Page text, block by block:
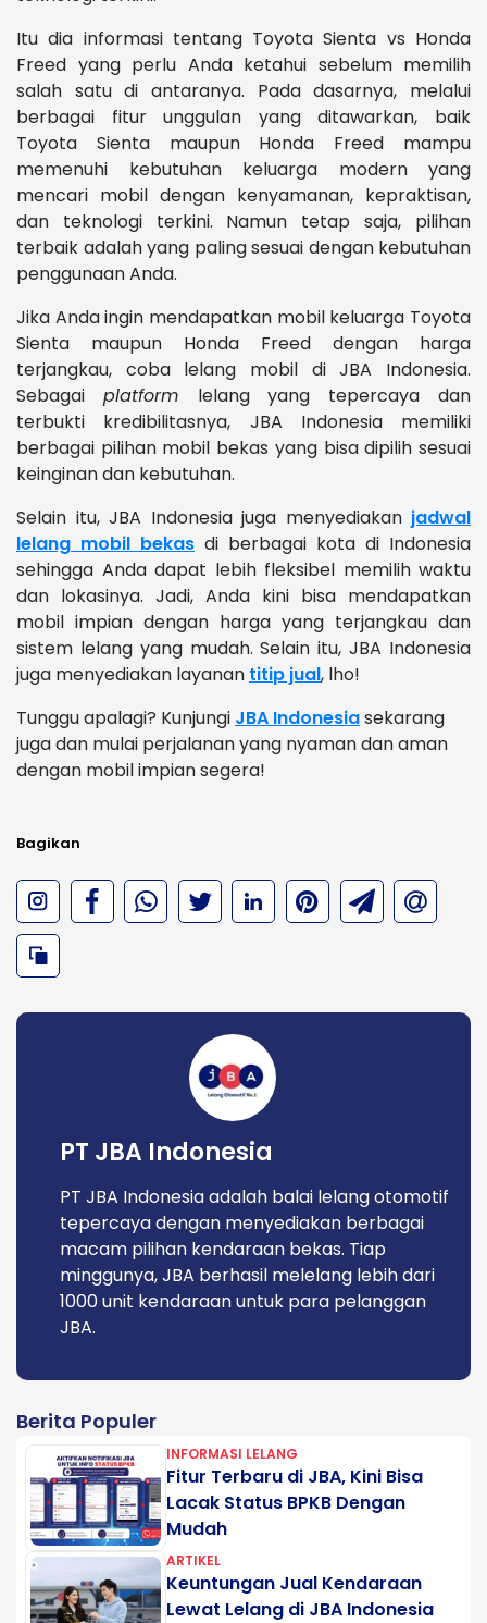
Itu dia informasi tentang Toyota Sienta vs Honda
Freed yang perlu Anda ketahui sebelum memilih
salah satu di antaranya. Pada dasarnya, melalui
berbagai fitur unggulan yang ditawarkan, baik
Toyota Sienta maupun Honda Freed mampu
memenuhi kebutuhan keluarga modern yang
mencari mobil dengan kenyamanan, kepraktisan,
dan teknologi terkini. Namun tetap saja, pilihan
terbaik adalah yang paling sesuai dengan kebutuhan
penggunaan Anda.
Jika Anda ingin mendapatkan mobil keluarga Toyota
Sienta maupun Honda Freed dengan harga
terjangkau, coba lelang mobil di JBA Indonesia.
Sebagai platform lelang yang tepercaya dan
terbukti kredibilitasnya, JBA Indonesia memiliki
berbagai pilihan mobil bekas yang bisa dipilih sesuai
keinginan dan kebutuhan.
Selain itu, JBA Indonesia juga menyediakan jadwal
lelang mobil bekas di berbagai kota di Indonesia
sehingga Anda dapat lebih fleksibel memilih waktu
dan lokasinya. Jadi, Anda kini bisa mendapatkan
mobil impian dengan harga yang terjangkau dan
sistem lelang yang mudah. Selain itu, JBA Indonesia
juga menyediakan layanan titip jual, lho!
Tunggu apalagi? Kunjungi JBA Indonesiasekarang
juga dan mulai perjalanan yang nyaman dan aman
dengan mobil impian segera!
Bagikan
PT JBA Indonesia
PT JBA Indonesia adalah balai lelang otomotif
tepercaya dengan menyediakan berbagai
macam pilihan kendaraan bekas. Tiap
minggunya, JBA berhasil melelang lebih dari
1000 unit kendaraan untuk para pelanggan
JBA.
Berita Populer
INFORMASI LELANG
Fitur Terbaru di JBA, Kini Bisa
Lacak Status BPKB Dengan
Mudah
ARTIKEL
Keuntungan Jual Kendaraan
Lewat Lelang di JBA Indonesia